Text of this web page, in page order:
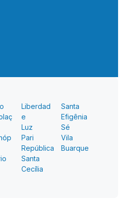
Liberdad
e
Luz
Pari
República
Santa
Cecília
Santa
Efigênia
Sé
Vila
Buarque